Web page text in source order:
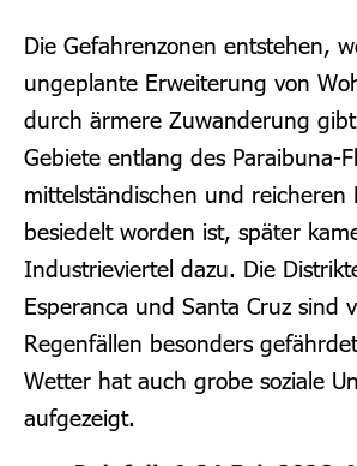
Die Gefahrenzonen entstehen,
ungeplante Erweiterung von
durch ärmere Zuwanderung
Gebiete entlang des Paraibuna-
mittelständischen und reicheren
besiedelt worden ist, später
Industrieviertel dazu. Die
Esperanca und Santa Cruz sind
Regenfällen besonders
Wetter hat auch grobe soziale
aufgezeigt.